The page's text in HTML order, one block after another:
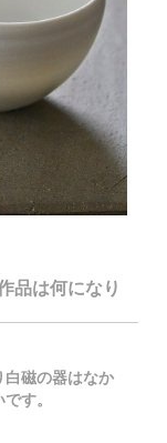
品は何になり
白磁の器はなか
す。